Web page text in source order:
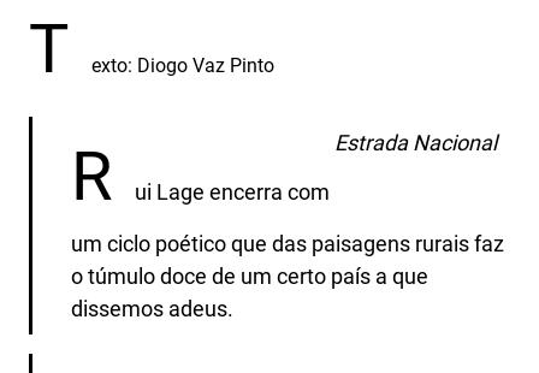
T exto: Diogo Vaz Pinto
R ui Lage encerra com
Estrada Nacional
um ciclo poético que das paisagens rurais faz
o túmulo doce de um certo país a que
dissemos adeus.